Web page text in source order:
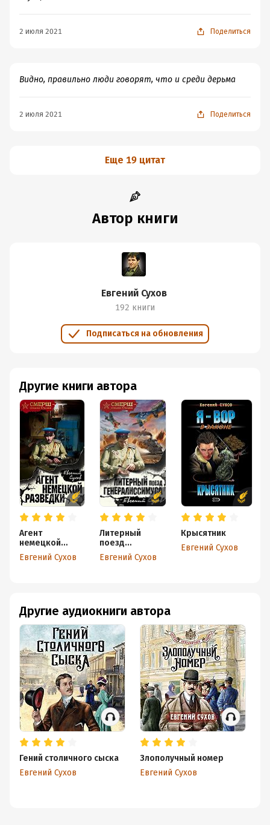
2 июля 2021 Поделиться
Видно, правильно люди говорят, что и среди дерьма
2 июля 2021 Поделиться
Еще 19 цитат
Автор книги
Евгений Сухов
192 книги
Подписаться на обновления
Другие книги автора
Агент
немецкой
разведки
Евгений Сухов
Литерный
поезд
генералиссимус
а
Евгений Сухов
Крысятник
Евгений Сухов
Другие аудиокниги автора
Гений столичного сыска
Евгений Сухов
Злополучный номер
Евгений Сухов